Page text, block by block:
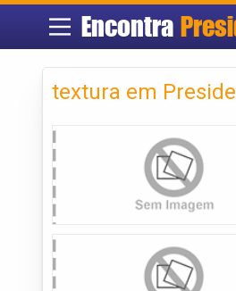
Encontra
textura em